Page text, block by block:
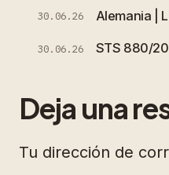
30.06.26 Alemania |
30.06.26 STS 880/
Deja una
Tu dirección de